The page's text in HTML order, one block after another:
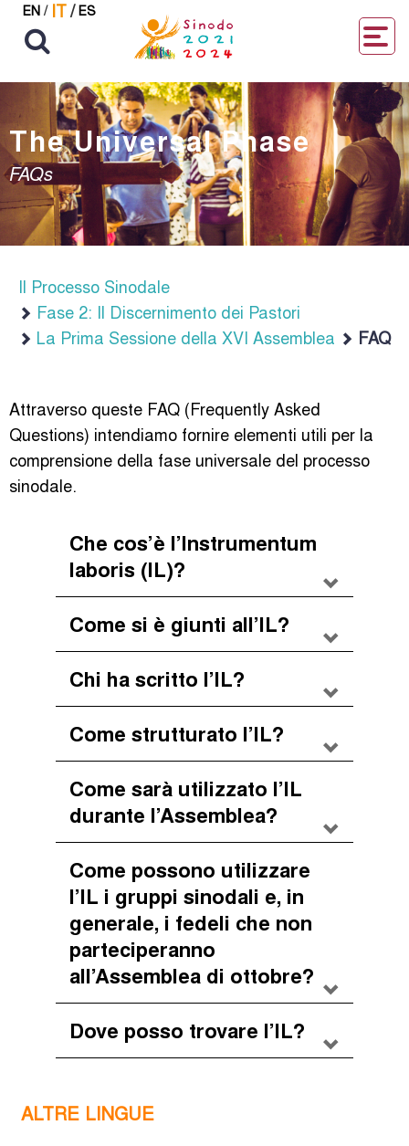
EN / IT/ ES
The Universal Phase
FAQs
Il Processo Sinodale
Fase 2: Il Discernimento dei Pastori
La Prima Sessione della XVI Assemblea
FAQ
Attraverso queste FAQ (Frequently Asked
Questions) intendiamo fornire elementi utili per la
comprensione della fase universale del processo
sinodale.
Che cos’è l’Instrumentum
laboris (IL)?
Come si è giunti all’IL?
Chi ha scritto l’IL?
Come strutturato l’IL?
Come sarà utilizzato l’IL
durante l’Assemblea?
Come possono utilizzare
l’IL i gruppi sinodali e, in
generale, i fedeli che non
parteciperanno
all’Assemblea di ottobre?
Dove posso trovare l’IL?
ALTRE LINGUE